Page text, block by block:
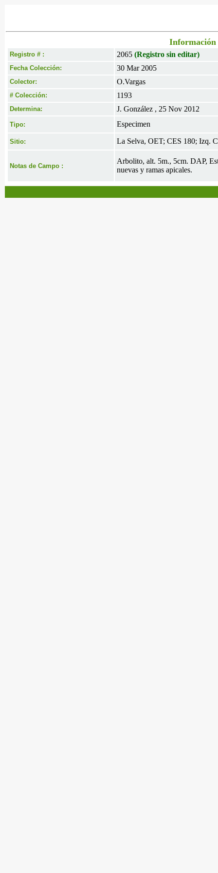
Información
Registro # : 2065 (Registro sin editar)
Fecha Colección: 30 Mar 2005
Colector: O.Vargas
# Colección: 1193
Determina: J. González , 25 Nov 2012
Tipo: Especimen
Sitio: La Selva, OET; CES 180; Izq.
Notas de Campo :
Arbolito, alt. 5m., 5cm. DAP,
nuevas y ramas apicales.